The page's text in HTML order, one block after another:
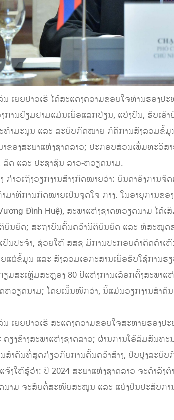
ເຍຍປາວເຮີ ໄດ້​ສະແດງຄວາມຂອບ​ໃຈ​ທ່ານ​ຮອງ​
ການ​ຢ້ຽມຢາມ​ແມ່ນ​ເພື່ອ​ແລກປ່ຽນ, ​ແບ່ງປັນ, ​ຮັບເອົ
ຳ​ມະນູນ ​ແລະ ລະບົບ​ກົດໝາຍ ກໍຄື​ການ​ສັງລວມ​ຂໍ້​ມູ
ຂອງ​ສະພາ​ແຫ່ງ​ຊາດ​ລາວ; ປະກອບສ່ວນ​ເພີ່ມ​ທະວີ​
ດ ​ແລະ ປະຊາຊົນ​ ລາວ-ຫວຽດນາມ.
ກ່າວເຖິງວຽກ​ງານ​ສ້າງ​ກົດໝາຍວ່າ: ບັນດາ​ອົງການ
າທິການ​ກົດໝາຍ​ເປັນຈຸດໃຈ ກາງ. ​ໃນ​ອາຍຸ​ການ​ຂອ
Đình Huệ), ສະພາ​ແຫ່ງ​ຊາດຫວຽດນາມ ​ໄ
ບັນຍັດ; ສະຖາບັນຄົ້ນຄວ້ານິຕິບັນຍັດ ແລະ ຫໍສະໝຸດ
ປັນປະຈຳ, ຊ່ວຍໃຫ້ ສສຊ ມີການປະກອບຄຳຄິດຄຳ
ຍ​ແຜ່ຂໍ້ມູນ ​ແລະ ສັງ​ລວມ​ເອກະສານ​ເພື່ອ​ຮັບ​ໃຊ້​ການ​
ຽມ​ສະ​ເຫຼີມສະຫຼອງ 80 ປີ​ແຫ່ງ​ການ​​ເລືອກ​ຕັ້ງສະ​ພາ​
ດ​ຫວຽດ​ນາມ; ​ໂດຍ​ເນັ້ນ​ໜັກ​ວ່າ, ນີ້​ແມ່ນ​ວຽກ​ງານ​ສຳ
ເຍຍປາວເຮີ ​​ສະແດງຄວາມຂອບ​ໃຈ​ສະຫາຍຮອງ​
ຽງ​ຂ້າງ​ສະພາ​ແຫ່ງ​ຊາດ​ລາວ; ຜ່ານ​ການ​ໂອ້​ລົມ​ສົນທ
ນ​ສຳຄັນ​ທີ່​ສຸດ​ກ່ຽວ​ກັບ​ການ​ຄົ້ນຄວ້າສ້າງ, ປັບປຸງ​ລະ
ຈ້ງໃຫ້​ຮູ້​ວ່າ: ປີ 2024 ສະພາ​ແຫ່ງ​ຊາດ​ລາວ ຈະ​ດຳລົ
ນາມ ຈະ​ສືບ​ຕໍ່ສະໜັບສະ​ໜູນ​ ​ແລະ ​ແບ່ງປັນ​ປະສົບກ